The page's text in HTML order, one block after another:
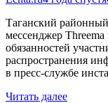
Таганский
мессенджер
обязанностей
распространения
в пресс-службе
Читать далее